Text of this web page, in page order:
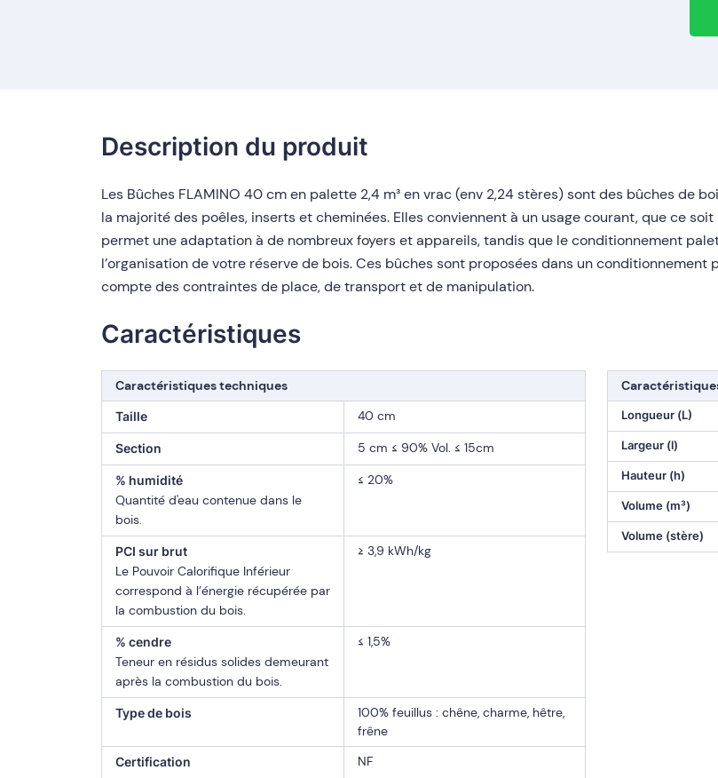
Description du produit
Les Bûches FLAMINO 40 cm en palette 2,4 m³ en vrac (env 2,24 stères) sont des bûches de
la majorité des poêles, inserts et cheminées. Elles conviennent à un usage courant, que ce
permet une adaptation à de nombreux foyers et appareils, tandis que le conditionnement
l’organisation de votre réserve de bois. Ces bûches sont proposées dans un conditionnement
compte des contraintes de place, de transport et de manipulation.
Caractéristiques
Caractéristiques techniques
Taille 40 cm
Section 5 cm ≤ 90% Vol. ≤ 15cm
% humidité
Quantité d'eau contenue dans le
bois.
≤ 20%
PCI sur brut
Le Pouvoir Calorifique Inférieur
correspond à l’énergie récupérée par
la combustion du bois.
≥ 3,9 kWh/kg
% cendre
Teneur en résidus solides demeurant
après la combustion du bois.
≤ 1,5%
Type de bois
100% feuillus : chêne, charme, hêtre,
frêne
Certification NF
Longueur (L)
Largeur (l)
Hauteur (h)
Volume (m³)
Volume (stère)